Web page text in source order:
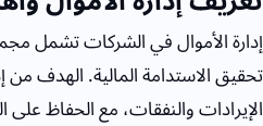
إدارة الأموال في الشركات تشمل
تحقيق الاستدامة المالية. الهدف من
الإيرادات والنفقات، مع الحفاظ على